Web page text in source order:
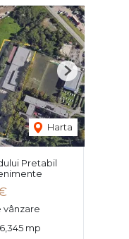
Harta
Next
Pretabil
vânzare
6,345 mp